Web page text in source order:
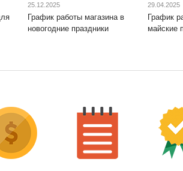
25.12.2025
График работы магазина в
новогодние праздники
29.04.2025
График
майские